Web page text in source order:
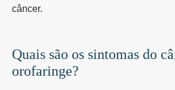
câncer.
Quais são os sintomas do
orofaringe?